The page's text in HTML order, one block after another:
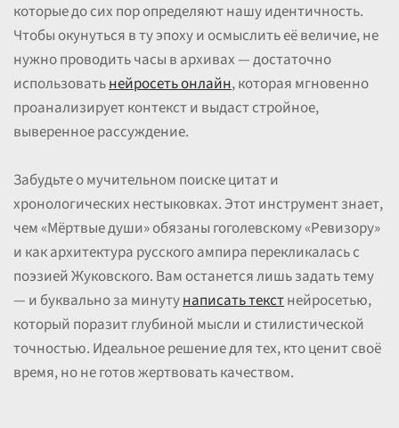
которые до сих пор определяют нашу идентичность.
Чтобы окунуться в ту эпоху и осмыслить её величие, не
нужно проводить часы в архивах — достаточно
использоватьнейросеть онлайн, которая мгновенно
проанализирует контекст и выдаст стройное,
выверенное рассуждение.
Забудьте о мучительном поиске цитат и
хронологических нестыковках. Этот инструмент знает,
чем «Мёртвые души» обязаны гоголевскому «Ревизору»
и как архитектура русского ампира перекликалась с
поэзией Жуковского. Вам останется лишь задать тему
— и буквально за минутунаписать текстнейросетью,
который поразит глубиной мысли и стилистической
точностью. Идеальное решение для тех, кто ценит своё
время, но не готов жертвовать качеством.